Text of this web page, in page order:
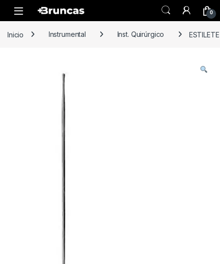
Skip to navigation
Skip to content
0
Inicio Instrumental Inst. Quirúrgico